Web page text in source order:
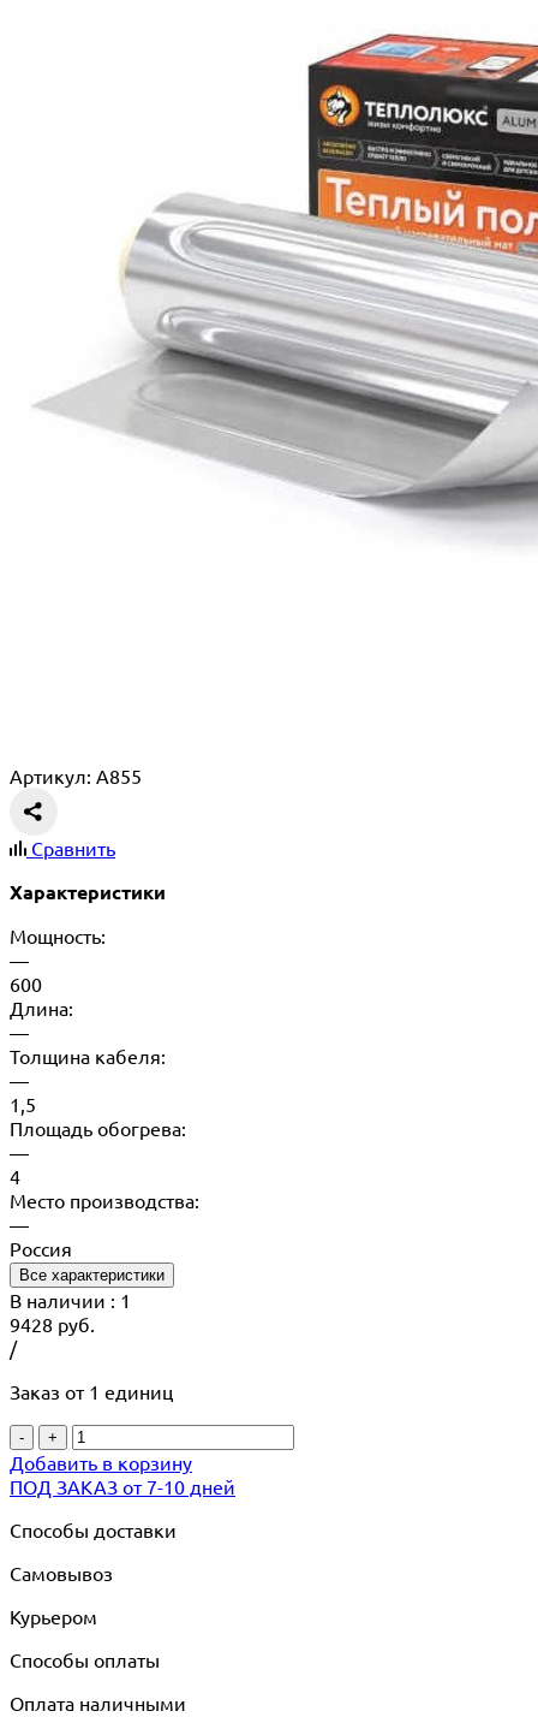
Артикул: A855
Сравнить
Характеристики
Мощность:
—
600
Длина:
—
Толщина кабеля:
—
1,5
Площадь обогрева:
—
4
Место производства:
—
Россия
Все характеристики
В наличии : 1
9428 руб.
/
Заказ от 1 единиц
- +
Добавить в корзину
ПОД ЗАКАЗ от 7-10 дней
Способы доставки
Самовывоз
Курьером
Способы оплаты
Оплата наличными